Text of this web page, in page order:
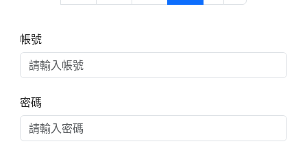
帳號
密碼